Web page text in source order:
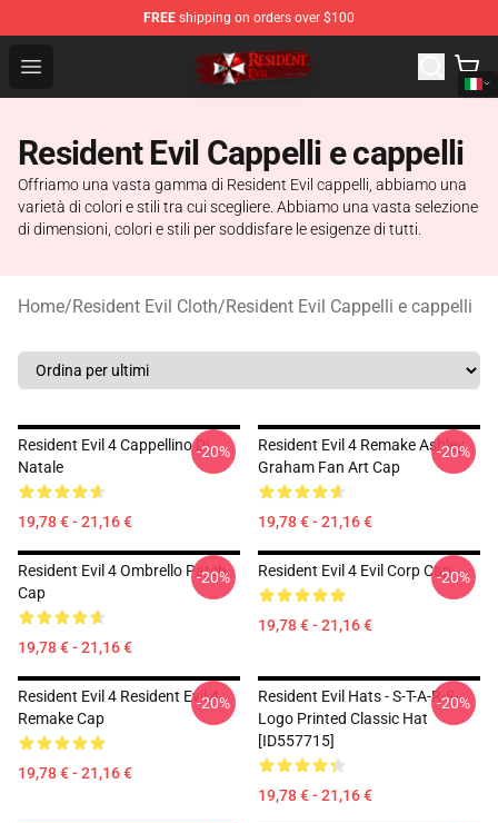
FREE shipping on orders over $100
Open menu
Resident Evil Shop - Official Resident Evil Merchandise
Resident Evil Cappelli e cappelli
Offriamo una vasta gamma di Resident Evil cappelli, abbiamo una
varietà di colori e stili tra cui scegliere. Abbiamo una vasta selezione
di dimensioni, colori e stili per soddisfare le esigenze di tutti.
Home/Resident Evil Cloth/Resident Evil Cappelli e cappelli
Resident Evil 4 Cappellino Di
Natale
19,78 € - 21,16 €
-20%
Resident Evil 4 Remake Ashley
Graham Fan Art Cap
19,78 € - 21,16 €
-20%
Resident Evil 4 Ombrello Patch
Cap
19,78 € - 21,16 €
-20% Resident Evil 4 Evil Corp Cap
19,78 € - 21,16 €
-20%
Resident Evil 4 Resident Evil 4
Remake Cap
19,78 € - 21,16 €
-20%
Resident Evil Hats - S-T-A-R-S-
Logo Printed Classic Hat
[ID557715]
19,78 € - 21,16 €
-20%